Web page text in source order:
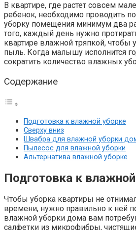
В квартире, где растет совсем
ребенок, необходимо проводить
уборку помещения минимум два
того, каждый день нужно
квартире влажной тряпкой, чтобы
пыль. Когда малышу исполнится
сократить количество влажных
Содержание
Подготовка к влажной уборке
Сверху вниз
Швабра для влажной уборки
Пылесос для влажной уборки
Альтернатива влажной уборке
Подготовка к
Чтобы уборка квартиры не
времени, нужно правильно к ней
влажной уборки дома вам
салфетки из микрофибры,